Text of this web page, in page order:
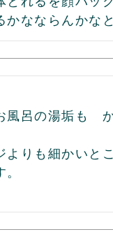
なならんかな
風呂の湯垢も　
りも細かいと